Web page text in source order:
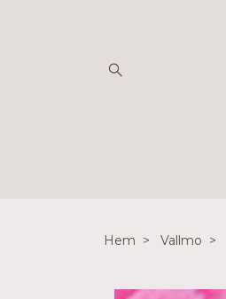
Hem Vallmo